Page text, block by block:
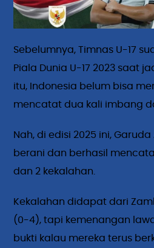
Sebelumnya, Timnas U-17
Piala Dunia U-17 2023 saat
itu, Indonesia belum bisa
mencatat dua kali imbang
Nah, di edisi 2025 ini,
berani dan berhasil
dan 2 kekalahan.
Kekalahan didapat dari
(0-4), tapi kemenangan
bukti kalau mereka terus